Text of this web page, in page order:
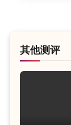
其他测评